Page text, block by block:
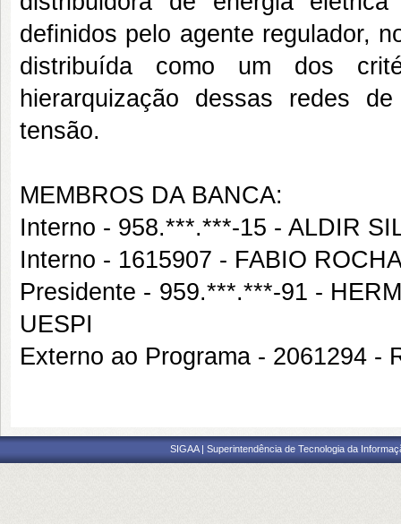
definidos pelo agente regulador,
distribuída como um dos
hierarquização dessas redes
tensão.
MEMBROS DA BANCA:
Interno - 958.***.***-15 - ALDIR
Interno - 1615907 - FABIO
Presidente - 959.***.***-91 -
UESPI
Externo ao Programa - 2061294 -
SIGAA | Superintendência de Tecnologia da